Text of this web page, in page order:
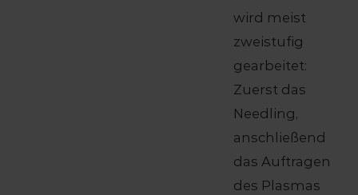
wird meist
zweistufig
gearbeitet:
Zuerst das
Needling,
anschließend
das Auftragen
des Plasmas